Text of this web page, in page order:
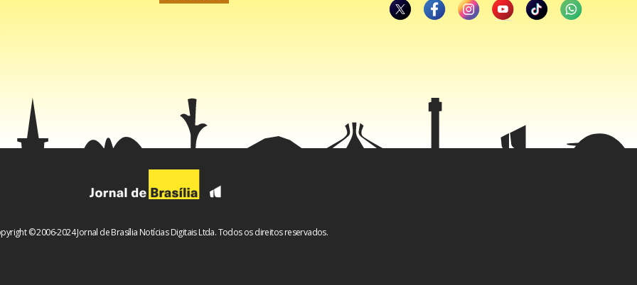
– 1 vaga
vagas
– 2 vagas
civil – 3 vagas
© 2006-2024 Jornal de Brasília Notícias Digitais Ltda. Todos os direitos reservados.